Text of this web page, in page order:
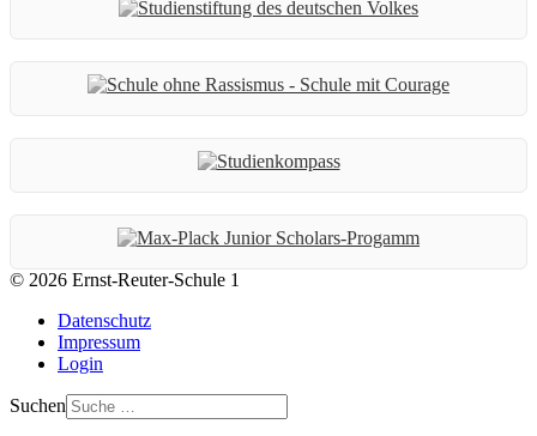
© 2026 Ernst-Reuter-Schule 1
Datenschutz
Impressum
Login
Suchen